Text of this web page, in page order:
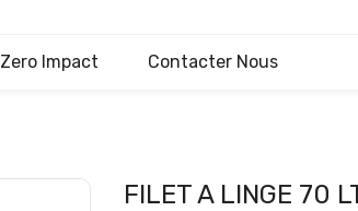
Zero Impact Contacter Nous
PasserFILET A LINGE 70